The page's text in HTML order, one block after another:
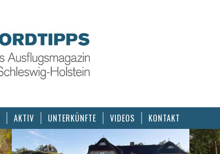
AKTIV UNTERKÜNFTE VIDEOS KONTAKT